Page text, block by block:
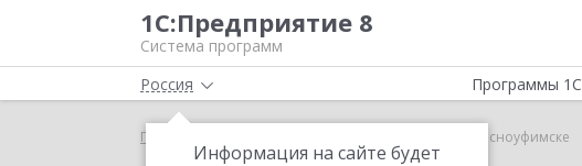
1С:Предприятие 8
Система программ
Россия
Информация на сайте будет
Программы 1С
Главная 1С-ЭДО в Красноуфимске